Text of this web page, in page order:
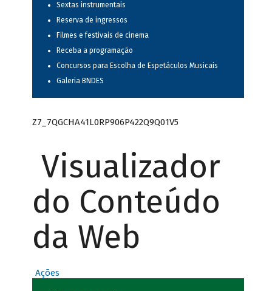
Sextas instrumentais
Reserva de ingressos
Filmes e festivais de cinema
Receba a programação
Concursos para Escolha de Espetáculos Musicais
Galeria BNDES
Z7_7QGCHA41L0RP906P422Q9Q01V5
Visualizador
do Conteúdo
da Web
Ações